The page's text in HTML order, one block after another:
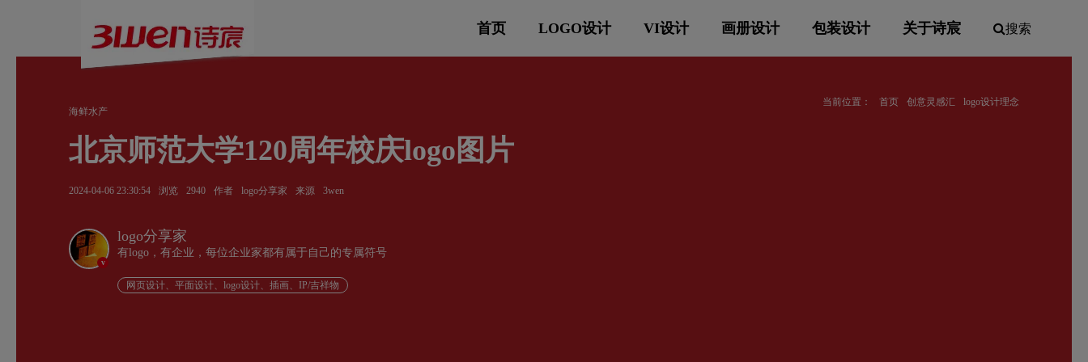
首页 LOGO设计 VI设计 画册设计 包装设计 关于诗宸 搜索
当前位置： 首页 创意灵感汇
logo设计理念
海鲜水产
北京师范大学120周年校庆logo图片
2024-04-06 23:30:54 浏览 2940 作者 logo分享家 来源 3wen
v
logo分享家
有logo，有企业，每位企业家都有属于自己的专属符号
网页设计、平面设计、logo设计、插画、IP/吉祥物